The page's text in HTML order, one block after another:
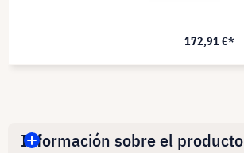
172,91 €*
Información sobre el producto